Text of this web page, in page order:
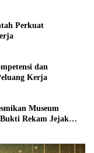
Perkuat
dan
Kerja
Museum
Rekam Jejak